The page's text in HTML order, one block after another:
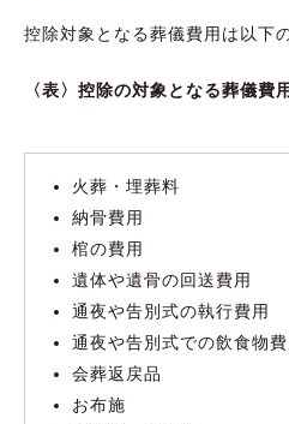
控除対象となる葬儀費用は以下
〈表〉控除の対象となる葬儀費
火葬・埋葬料
納骨費用
棺の費用
遺体や遺骨の回送費用
通夜や告別式の執行費用
通夜や告別式での飲食物費
会葬返戻品
お布施